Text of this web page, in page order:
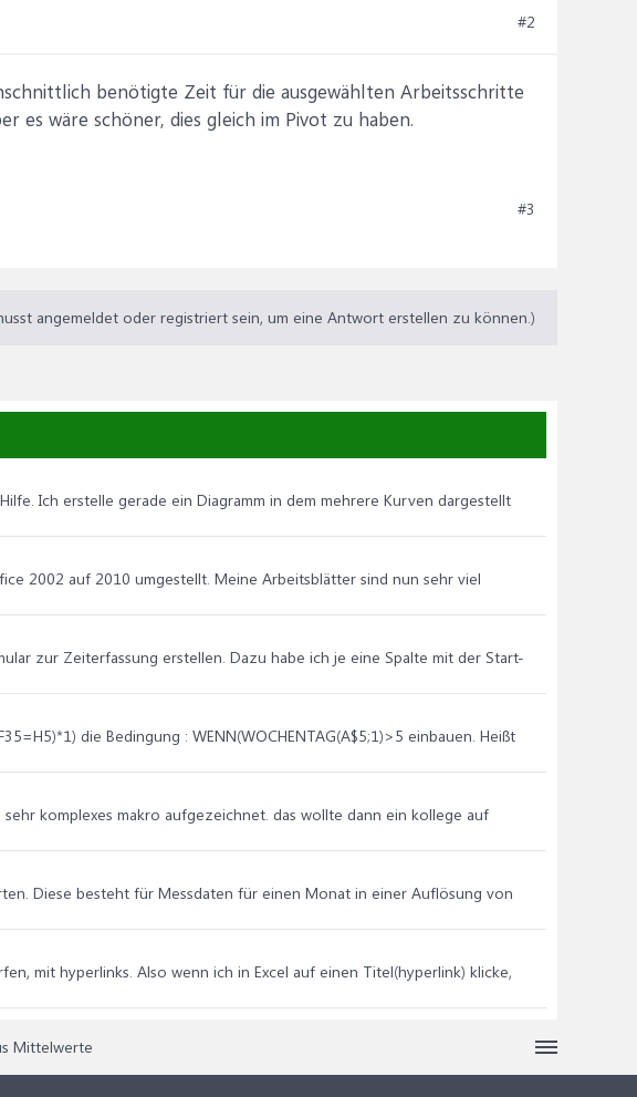
#2
benötigte Zeit für die ausgewählten Arbeitsschritte
es wäre schöner, dies gleich im Pivot zu haben.
#3
angemeldet oder registriert sein, um eine Antwort erstellen zu können.)
Ich erstelle gerade ein Diagramm in dem mehrere Kurven dargestellt
2002 auf 2010 umgestellt. Meine Arbeitsblätter sind nun sehr viel
zur Zeiterfassung erstellen. Dazu habe ich je eine Spalte mit der Start-
die Bedingung : WENN(WOCHENTAG(A$5;1)>5 einbauen. Heißt
komplexes makro aufgezeichnet. das wollte dann ein kollege auf
Diese besteht für Messdaten für einen Monat in einer Auflösung von
mit hyperlinks. Also wenn ich in Excel auf einen Titel(hyperlink) klicke,
Mittelwerte